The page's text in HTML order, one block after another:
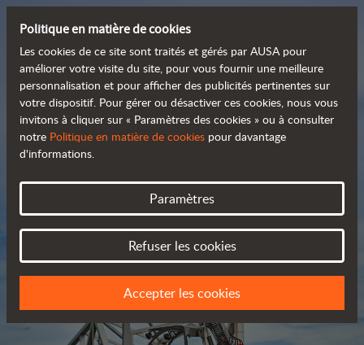
Découvrez notre large
gamme de produits
Catalogue
Politique en matière de cookies
Les cookies de ce site sont traités et gérés par AUSA pour
améliorer votre visite du site, pour vous fournir une meilleure
personnalisation et pour afficher des publicités pertinentes sur
votre dispositif. Pour gérer ou désactiver ces cookies, nous vous
invitons à cliquer sur « Paramètres des cookies » ou à consulter
notre Politique en matière de cookies pour davantage
d'informations.
Paramètres
Refuser les cookies
Accepter les cookies